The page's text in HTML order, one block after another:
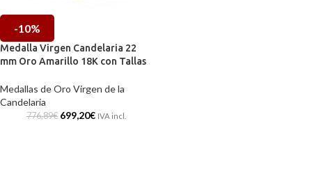
-10%
Medalla Virgen Candelaria 22
mm Oro Amarillo 18K con Tallas
Medallas de Oro Virgen de la
Candelaria
776,89€ 699,20€ IVA incl.